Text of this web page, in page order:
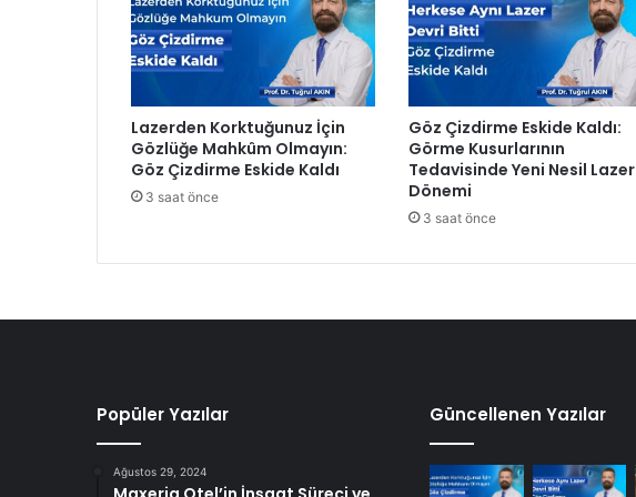
i
B
i
E
m
r
e
K
K
t
d
d
e
i
Lazerden Korktuğunuz İçin
Gözlüğe Mahkûm Olmayın:
Göz Çizdirme Eskide Kaldı
3 saat önce
Göz Çizdirme Eskide Kaldı:
Görme Kusurlarının
Tedavisinde Yeni Nesil Lazer
Dönemi
3 saat önce
Popüler Yazılar
Ağustos 29, 2024
Güncellenen Yazılar